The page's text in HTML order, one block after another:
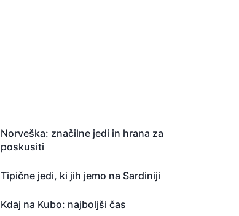
Norveška: značilne jedi in hrana za
poskusiti
Tipične jedi, ki jih jemo na Sardiniji
Kdaj na Kubo: najboljši čas